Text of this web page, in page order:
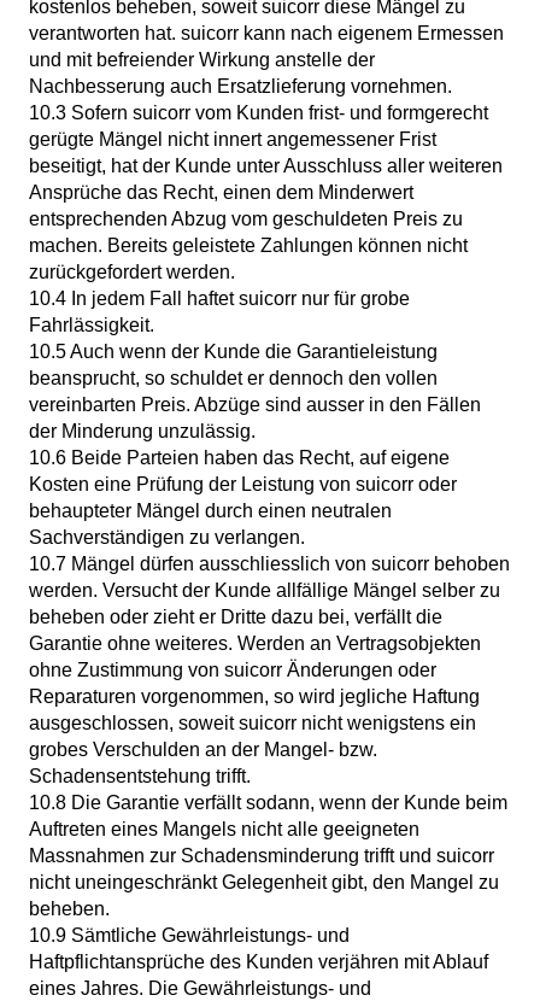
kostenlos beheben, soweit suicorr diese Mängel zu
verantworten hat. suicorr kann nach eigenem Ermessen
und mit befreiender Wirkung anstelle der
Nachbesserung auch Ersatzlieferung vornehmen.
10.3 Sofern suicorr vom Kunden frist- und formgerecht
gerügte Mängel nicht innert angemessener Frist
beseitigt, hat der Kunde unter Ausschluss aller weiteren
Ansprüche das Recht, einen dem Minderwert
entsprechenden Abzug vom geschuldeten Preis zu
machen. Bereits geleistete Zahlungen können nicht
zurückgefordert werden.
10.4 In jedem Fall haftet suicorr nur für grobe
Fahrlässigkeit.
10.5 Auch wenn der Kunde die Garantieleistung
beansprucht, so schuldet er dennoch den vollen
vereinbarten Preis. Abzüge sind ausser in den Fällen
der Minderung unzulässig.
10.6 Beide Parteien haben das Recht, auf eigene
Kosten eine Prüfung der Leistung von suicorr oder
behaupteter Mängel durch einen neutralen
Sachverständigen zu verlangen.
10.7 Mängel dürfen ausschliesslich von suicorr behoben
werden. Versucht der Kunde allfällige Mängel selber zu
beheben oder zieht er Dritte dazu bei, verfällt die
Garantie ohne weiteres. Werden an Vertragsobjekten
ohne Zustimmung von suicorr Änderungen oder
Reparaturen vorgenommen, so wird jegliche Haftung
ausgeschlossen, soweit suicorr nicht wenigstens ein
grobes Verschulden an der Mangel- bzw.
Schadensentstehung trifft.
10.8 Die Garantie verfällt sodann, wenn der Kunde beim
Auftreten eines Mangels nicht alle geeigneten
Massnahmen zur Schadensminderung trifft und suicorr
nicht uneingeschränkt Gelegenheit gibt, den Mangel zu
beheben.
10.9 Sämtliche Gewährleistungs- und
Haftpflichtansprüche des Kunden verjähren mit Ablauf
eines Jahres. Die Gewährleistungs- und